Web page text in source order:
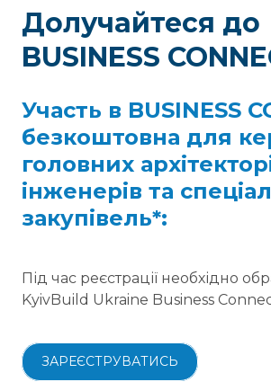
Долучайтеся до
BUSINESS
Участь в BUSINESS
безкоштовна для
головних
інженерів та
закупівель*:
Під час реєстрації необхідно
KyivBuild Ukraine Business
ЗАРЕЄСТРУВАТИСЬ